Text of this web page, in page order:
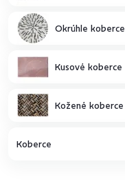
Okrúhle koberce
Kusové koberce
Kožené koberce
Koberce